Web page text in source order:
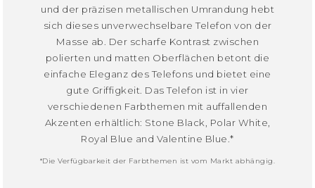
und der präzisen metallischen Umrandung hebt
sich dieses unverwechselbare Telefon von der
Masse ab. Der scharfe Kontrast zwischen
polierten und matten Oberflächen betont die
einfache Eleganz des Telefons und bietet eine
gute Griffigkeit. Das Telefon ist in vier
verschiedenen Farbthemen mit auffallenden
Akzenten erhältlich: Stone Black, Polar White,
Royal Blue and Valentine Blue.*
*Die Verfügbarkeit der Farbthemen ist vom Markt abhängig.